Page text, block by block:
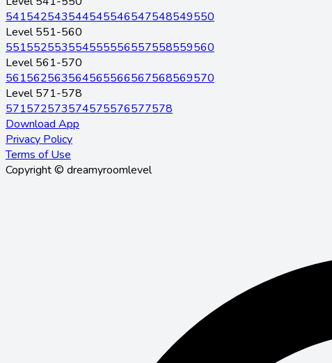
541542543544545546547548549550
Level 551-560
551552553554555556557558559560
Level 561-570
561562563564565566567568569570
Level 571-578
571572573574575576577578
Download App
Privacy Policy
Terms of Use
Copyright © dreamyroomlevel